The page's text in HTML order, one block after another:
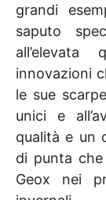
grandi
saputo
innovazioni
le sue
unici e
qualità e un
di punta
Geox nei